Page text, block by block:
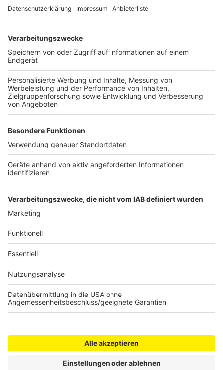
Uni-Center und Teile der Uni Köln betroffen. Die Uni-
Anwohner aus dem Evakuierungsbereich gebracht.
Anzeige
Weitere Themen von Rhein und Erft
Kerpen: Festnahme nach Tötungsdelikt in
Flüchtlingsunterkunft
Polizeikontrollen an "Car-Friday"
Werkzeug von Feuerwehr in Elsdorf-Heppendorf
geklaut
Anzeige
Anzeige